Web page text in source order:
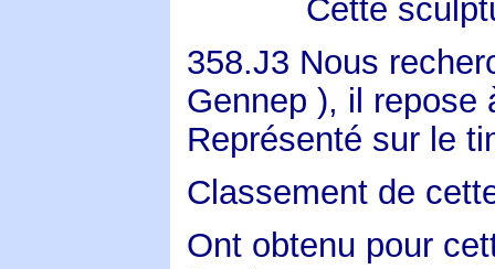
Cette
358.J3 Nous
Gennep ), il repose
Représenté sur le
Classement de
Ont obtenu pour